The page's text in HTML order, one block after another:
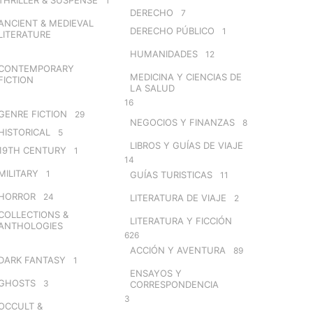
& MEDIEVAL
FICTION 29
5
CENTURY 1
1
24
&
FANTASY 1
3
&
DERECHO 7
DERECHO PÚBLICO 1
HUMANIDADES 12
MEDICINA Y CIENCIAS DE
LA SALUD
16
NEGOCIOS Y FINANZAS 8
LIBROS Y GUÍAS DE VIAJE
14
GUÍAS TURISTICAS 11
LITERATURA DE VIAJE 2
LITERATURA Y FICCIÓN
626
ACCIÓN Y AVENTURA 89
ENSAYOS Y
CORRESPONDENCIA
3